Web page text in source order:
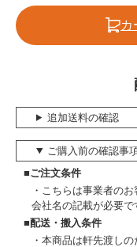
カ
追加送料の確認
ご購入前の確認事
■ご注文条件
こちらは事業者の
会社名の記載が必要で
■配送・搬入条件
本商品は軒先渡し